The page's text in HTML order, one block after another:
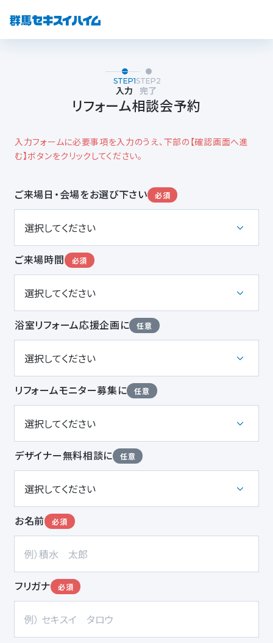
STEP1
入力
STEP2
完了
リフォーム相談会予約
入力フォームに必要事項を入力のうえ、下部の【確認画面へ進
む】ボタンをクリックしてください。
必須
ご来場日・会場をお選び下さい
必須
ご来場時間
任意
浴室リフォーム応援企画に
任意
リフォームモニター募集に
任意
デザイナー無料相談に
必須
お名前
必須
フリガナ